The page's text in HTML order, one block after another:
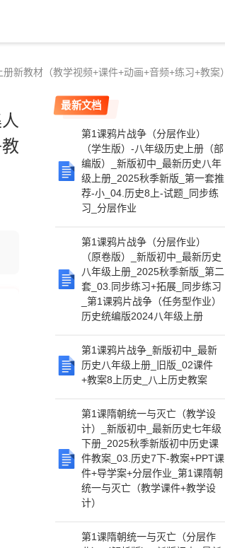
新教材（教学视频+课件+动画+音频+练习+教案）
最新文档
第1课鸦片战争（分层作业）
（学生版）-八年级历史上册（部
编版）_新版初中_最新历史八年
级上册_2025秋季新版_第一套推
荐-小_04.历史8上-试题_同步练
习_分层作业
第1课鸦片战争（分层作业）
（原卷版）_新版初中_最新历史
八年级上册_2025秋季新版_第二
套_03.同步练习+拓展_同步练习
_第1课鸦片战争（任务型作业）
历史统编版2024八年级上册
第1课鸦片战争_新版初中_最新
历史八年级上册_旧版_02课件
+教案8上历史_八上历史教案
第1课隋朝统一与灭亡（教学设
计）_新版初中_最新历史七年级
下册_2025秋季新版初中历史课
件教案_03.历史7下-教案+PPT课
件+导学案+分层作业_第1课隋朝
统一与灭亡（教学课件+教学设
计）
第1课隋朝统一与灭亡（分层作